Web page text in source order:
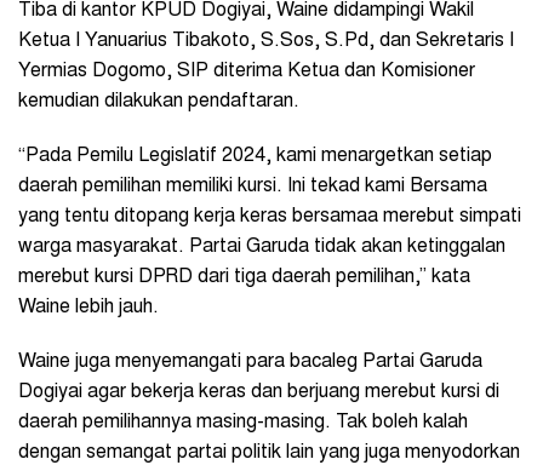
Tiba di kantor KPUD Dogiyai, Waine didampingi Wakil
Ketua I Yanuarius Tibakoto, S.Sos, S.Pd, dan Sekretaris I
Yermias Dogomo, SIP diterima Ketua dan Komisioner
kemudian dilakukan pendaftaran.
“Pada Pemilu Legislatif 2024, kami menargetkan setiap
daerah pemilihan memiliki kursi. Ini tekad kami Bersama
yang tentu ditopang kerja keras bersamaa merebut simpati
warga masyarakat. Partai Garuda tidak akan ketinggalan
merebut kursi DPRD dari tiga daerah pemilihan,” kata
Waine lebih jauh.
Waine juga menyemangati para bacaleg Partai Garuda
Dogiyai agar bekerja keras dan berjuang merebut kursi di
daerah pemilihannya masing-masing. Tak boleh kalah
dengan semangat partai politik lain yang juga menyodorkan